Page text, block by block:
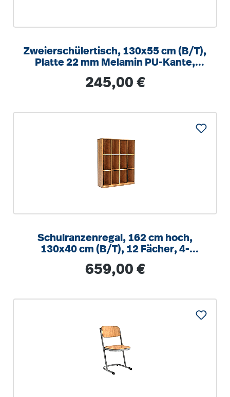
Zweierschülertisch, 130x55 cm (B/T),
Platte 22 mm Melamin PU-Kante,
Regulärer Preis:
245,00 €
Schulranzenregal, 162 cm hoch,
130x40 cm (B/T), 12 Fächer, 4-
Regulärer Preis:
659,00 €